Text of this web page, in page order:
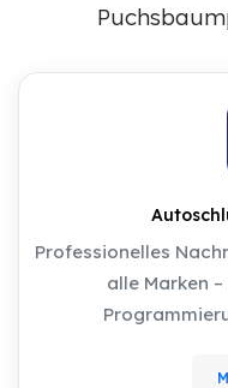
Professionelles
alle Marken